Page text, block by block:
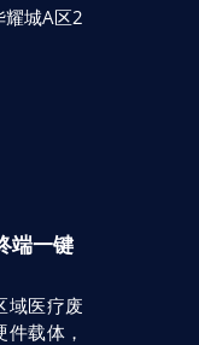
耀城A区2
端一键
域医疗废
载体，